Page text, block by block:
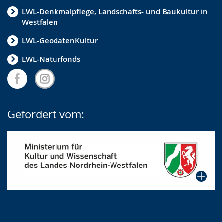
LWL-Denkmalpflege, Landschafts- und Baukultur in
Westfalen
LWL-GeodatenKultur
LWL-Naturfonds
Gefördert vom: